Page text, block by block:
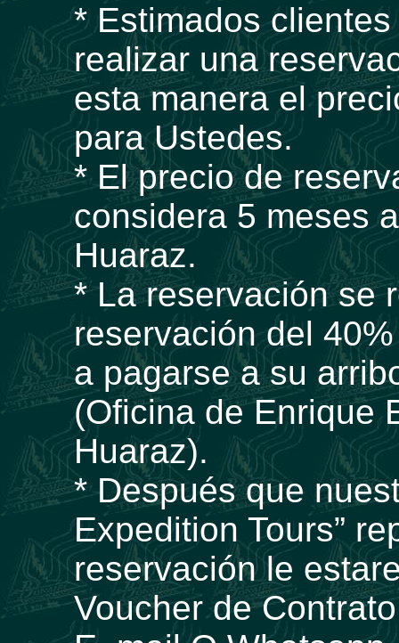
* Estimados
realizar una
esta manera el
para Ustedes.
* El precio de
considera 5 meses
Huaraz.
* La reservación se
reservación del
a pagarse a su
(Oficina de Enrique
Huaraz).
* Después que
Expedition Tours”
reservación le
Voucher de